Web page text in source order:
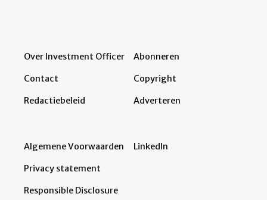
Over Investment Officer
Contact
Redactiebeleid
Abonneren
Copyright
Adverteren
Algemene Voorwaarden
Privacy statement
Responsible Disclosure
LinkedIn